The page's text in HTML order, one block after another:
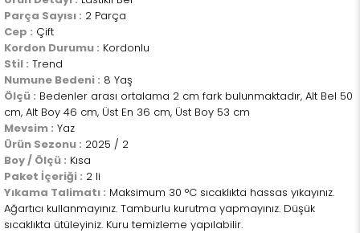
Parça Sayısı : 2 Parça
Cep : Çift
Kordon Durumu : Kordonlu
Stil : Trend
Numune Bedeni : 8 Yaş
Ölçü : Bedenler arası ortalama 2 cm fark bulunmaktadır, Alt Bel 50
cm, Alt Boy 46 cm, Üst En 36 cm, Üst Boy 53 cm
Mevsim : Yaz
Ürün Sezonu : 2025 / 2
Boy / Ölçü : Kısa
Paket İçeriği : 2 li
Yıkama Talimatı : Maksimum 30 °C sıcaklıkta hassas yıkayınız.
Ağartıcı kullanmayınız. Tamburlu kurutma yapmayınız. Düşük
sıcaklıkta ütüleyiniz. Kuru temizleme yapılabilir.